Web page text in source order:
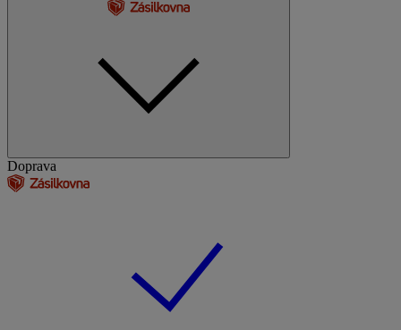
Doprava